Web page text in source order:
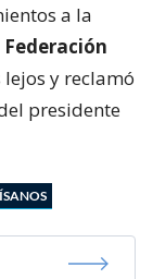
a la
Federación
y reclamó
presidente